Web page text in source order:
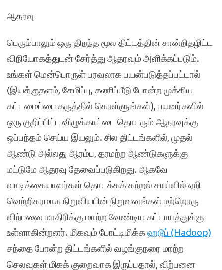
ஆதரவு
பெரும்பாலும் ஒரு திறந்த மூல திட்டத்தின் சான்றிதழிட்ட
விநியோகத்துடன் சேர்த்து ஆதரவும் அளிக்கப்படும்.
உங்கள் மென்பொருள் பரவலாக பயன்படுத்தப்பட்டால்
(இயக்குதளம், சேமிப்பு, கணிப்பீடு போன்ற முக்கிய
கட்டமைப்பை கருத்தில் கொள்ளுங்கள்), பயனர்களில்
ஒரு குறிப்பிட்ட விழுக்காட்டை தொடரும் ஆதரவுக்கு
ஒப்பந்தம் செய்ய இயலும். சில திட்டங்களில், முதல்
ஆண்டு அல்லது ஆரம்ப, தரமற்ற ஆண்டுகளுக்கு
மட்டுமே ஆதரவு தேவைப்படுகிறது. ஆகவே
வாடிக்கையாளர்கள் தொடக்கக் கற்றல் சாய்வில் ஏறி
வெற்றிகரமாக நிறுவியபின் நிறுவனங்கள் மற்றொரு
விற்பனை மாதிரிக்கு மாற்ற வேண்டிய கட்டாயத்துக்கு
உள்ளாகின்றனர். மிகவும் போட்டிமிக்க ஹடூப் (Hadoop)
சந்தை போன்ற திட்டங்களில் வழங்குநரை மாற்ற
செலவுகள் மிகக் குறைவாக இருப்பதால், விற்பனை